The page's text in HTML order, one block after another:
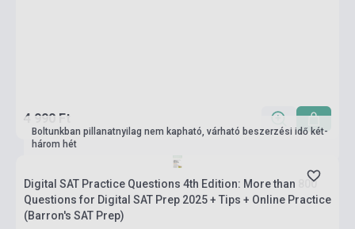
4 990 Ft
Boltunkban pillanatnyilag nem kapható, várható beszerzési idő két-
három hét
Digital SAT Practice Questions 4th Edition: More than 800
Questions for Digital SAT Prep 2025 + Tips + Online Practice
(Barron's SAT Prep)